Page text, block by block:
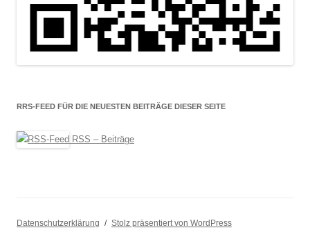
RRS-FEED FÜR DIE NEUESTEN BEITRÄGE DIESER SEITE
RSS – Beiträge
Datenschutzerklärung Stolz präsentiert von WordPress